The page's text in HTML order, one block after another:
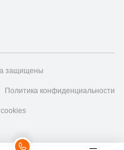
защищены
Политика конфиденциальности